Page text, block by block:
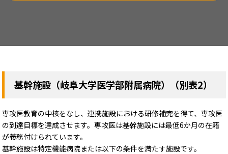
基幹施設（岐阜大学医学部附属病院）（別表2）
専攻医教育の中核をなし、連携施設における研修補完を得て、専攻医
の到達目標を達成させます。専攻医は基幹施設には最低6か月の在籍
が義務付けられています。
基幹施設は特定機能病院または以下の条件を満たす施設です。